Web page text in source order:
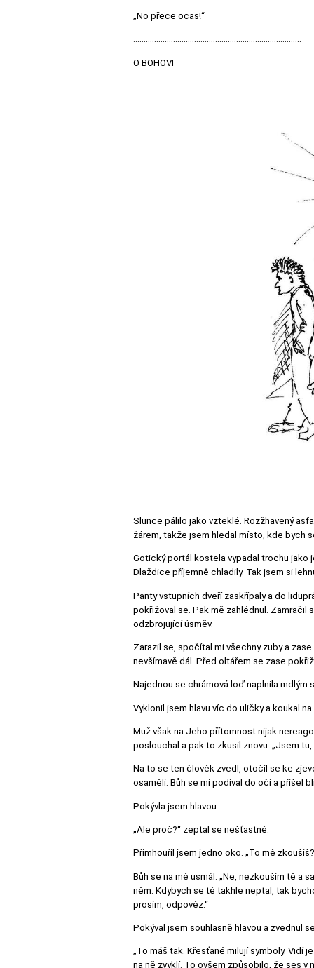
„No přece ocas!“
................................................................................
O BOHOVI
Slunce pálilo jako vzteklé. Rozžhavený
žárem, takže jsem hledal místo, kde bych
Gotický portál kostela vypadal trochu jako
Dlaždice příjemně chladily. Tak jsem si
Panty vstupních dveří zaskřípaly a do
pokřižoval se. Pak mě zahlédnul. Zamračil
odzbrojující úsměv.
Zarazil se, spočítal mi všechny zuby a
nevšímavě dál. Před oltářem se zase
Najednou se chrámová loď naplnila mdlým
Vyklonil jsem hlavu víc do uličky a koukal
Muž však na Jeho přítomnost nijak
poslouchal a pak to zkusil znovu: „Jsem
Na to se ten člověk zvedl, otočil se ke
osaměli. Bůh se mi podíval do očí a přišel
Pokývla jsem hlavou.
„Ale proč?“ zeptal se nešťastně.
Přimhouřil jsem jedno oko. „To mě
Bůh se na mě usmál. „Ne, nezkouším tě a
něm. Kdybych se tě takhle neptal, tak
prosím, odpověz.“
Pokýval jsem souhlasně hlavou a zvednul
„To máš tak. Křesťané milují symboly. Vidí
na ně zvyklí. To ovšem způsobilo, že ses